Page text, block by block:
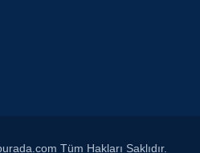
Tüm Hakları Saklıdır.